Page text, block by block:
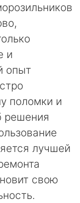
и
опыт
поломки и
решения
лучшей
свою